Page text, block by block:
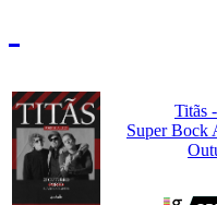
Titãs
Super Bock